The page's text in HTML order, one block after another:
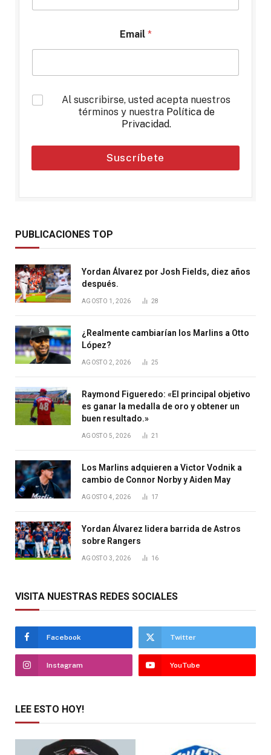
Email *
*
Al suscribirse, usted acepta nuestros
términos y nuestra Política de
Privacidad.
Suscríbete
PUBLICACIONES TOP
Yordan Álvarez por Josh Fields, diez años
después.
AGOSTO 1, 2026 28
¿Realmente cambiarían los Marlins a Otto
López?
AGOSTO 2, 2026 25
Raymond Figueredo: «El principal objetivo
es ganar la medalla de oro y obtener un
buen resultado.»
AGOSTO 5, 2026 21
Los Marlins adquieren a Victor Vodnik a
cambio de Connor Norby y Aiden May
AGOSTO 4, 2026 17
Yordan Álvarez lidera barrida de Astros
sobre Rangers
AGOSTO 3, 2026 16
VISITA NUESTRAS REDES SOCIALES
Facebook Twitter
Instagram YouTube
LEE ESTO HOY!